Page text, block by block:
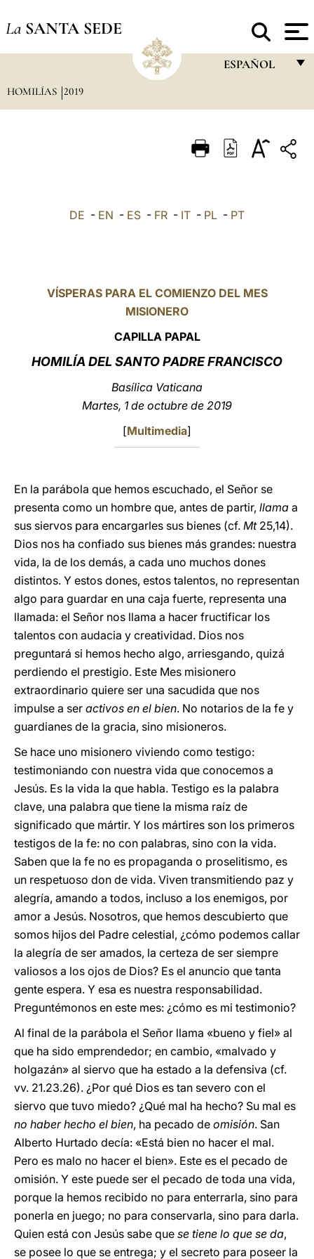
La SANTA SEDE
ESPAÑOL
ITALIANO
HOMILÍAS 2019
DE - EN - ES - FR - IT - PL - PT
VÍSPERAS PARA EL COMIENZO DEL MES
MISIONERO
CAPILLA PAPAL
HOMILÍA DEL SANTO PADRE FRANCISCO
Basílica Vaticana
Martes, 1 de octubre de 2019
[Multimedia]
En la parábola que hemos escuchado, el Señor se
presenta como un hombre que, antes de partir, llama a
sus siervos para encargarles sus bienes (cf. Mt25,14).
Dios nos ha confiado sus bienes más grandes: nuestra
vida, la de los demás, a cada uno muchos dones
distintos. Y estos dones, estos talentos, no representan
algo para guardar en una caja fuerte, representa una
llamada: el Señor nos llama a hacer fructificar los
talentos con audacia y creatividad. Dios nos
preguntará si hemos hecho algo, arriesgando, quizá
perdiendo el prestigio. Este Mes misionero
extraordinario quiere ser una sacudida que nos
impulse a ser activos en el bien. No notarios de la fe y
guardianes de la gracia, sino misioneros.
Se hace uno misionero viviendo como testigo:
testimoniando con nuestra vida que conocemos a
Jesús. Es la vida la que habla. Testigo es la palabra
clave, una palabra que tiene la misma raíz de
significado que mártir. Y los mártires son los primeros
testigos de la fe: no con palabras, sino con la vida.
Saben que la fe no es propaganda o proselitismo, es
un respetuoso don de vida. Viven transmitiendo paz y
alegría, amando a todos, incluso a los enemigos, por
amor a Jesús. Nosotros, que hemos descubierto que
somos hijos del Padre celestial, ¿cómo podemos callar
la alegría de ser amados, la certeza de ser siempre
valiosos a los ojos de Dios? Es el anuncio que tanta
gente espera. Y esa es nuestra responsabilidad.
Preguntémonos en este mes: ¿cómo es mi testimonio?
Al final de la parábola el Señor llama «bueno y fiel» al
que ha sido emprendedor; en cambio, «malvado y
holgazán» al siervo que ha estado a la defensiva (cf.
vv. 21.23.26). ¿Por qué Dios es tan severo con el
siervo que tuvo miedo? ¿Qué mal ha hecho? Su mal es
no haber hecho el bien, ha pecado de omisión. San
Alberto Hurtado decía: «Está bien no hacer el mal.
Pero es malo no hacer el bien». Este es el pecado de
omisión. Y este puede ser el pecado de toda una vida,
porque la hemos recibido no para enterrarla, sino para
ponerla en juego; no para conservarla, sino para darla.
Quien está con Jesús sabe que se tiene lo que se da,
se posee lo que se entrega; y el secreto para poseer la